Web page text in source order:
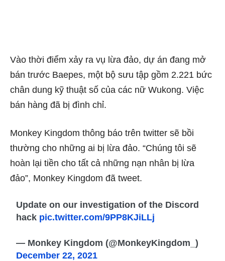
Vào thời điểm xảy ra vụ lừa đảo, dự án đang mở
bán trước Baepes, một bộ sưu tập gồm 2.221 bức
chân dung kỹ thuật số của các nữ Wukong. Việc
bán hàng đã bị đình chỉ.
Monkey Kingdom thông báo trên twitter sẽ bồi
thường cho những ai bị lừa đảo. “Chúng tôi sẽ
hoàn lại tiền cho tất cả những nạn nhân bị lừa
đảo”, Monkey Kingdom đã tweet.
Update on our investigation of the Discord
hack pic.twitter.com/9PP8KJiLLj
— Monkey Kingdom (@MonkeyKingdom_)
December 22, 2021